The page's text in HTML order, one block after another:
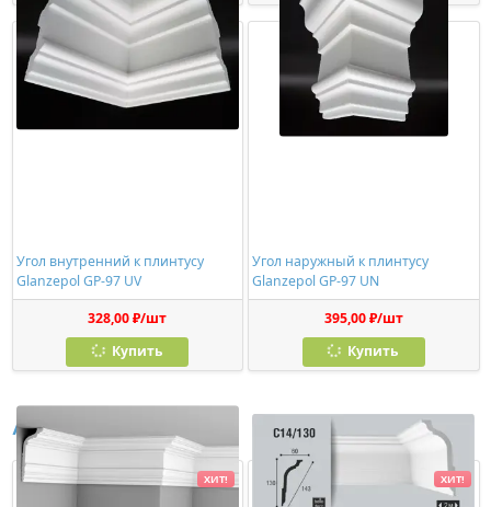
Угол внутренний к плинтусу
Glanzepol GP-97 UV
328,00 ₽/шт
Купить
Угол наружный к плинтусу
Glanzepol GP-97 UN
395,00 ₽/шт
Купить
Аналоги
ХИТ! ХИТ!